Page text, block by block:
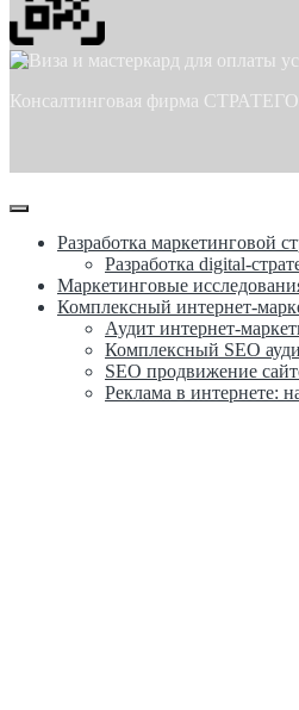
Консалтинговая фирма
Разработка маркетинговой
Разработка digital-
Маркетинговые
Комплексный интернет-
Аудит интернет-
Комплексный SEO
SEO продвижение
Реклама в интернете: